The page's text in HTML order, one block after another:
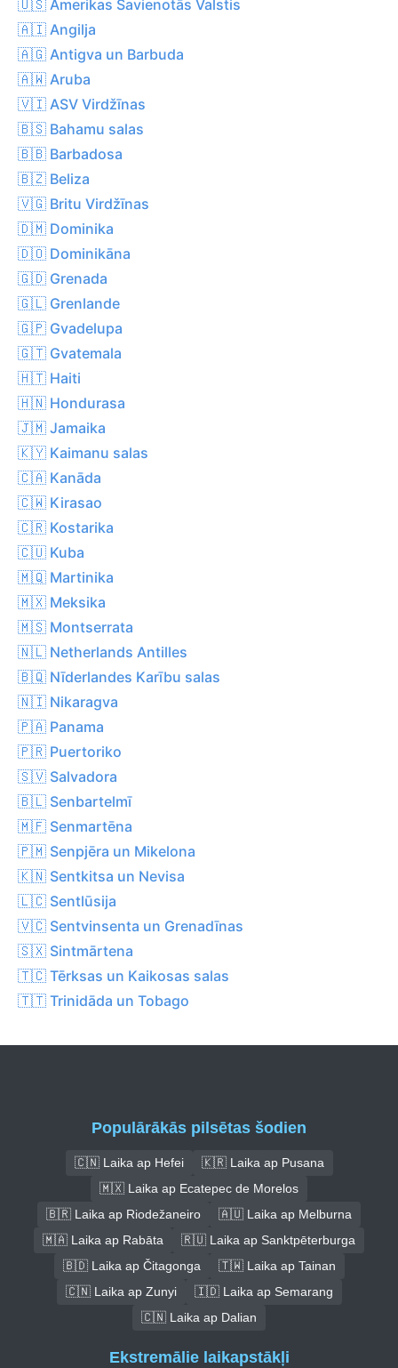
🇺🇸 Amerikas Savienotās Valstis
🇦🇮 Angilja
🇦🇬 Antigva un Barbuda
🇦🇼 Aruba
🇻🇮 ASV Virdžīnas
🇧🇸 Bahamu salas
🇧🇧 Barbadosa
🇧🇿 Beliza
🇻🇬 Britu Virdžīnas
🇩🇲 Dominika
🇩🇴 Dominikāna
🇬🇩 Grenada
🇬🇱 Grenlande
🇬🇵 Gvadelupa
🇬🇹 Gvatemala
🇭🇹 Haiti
🇭🇳 Hondurasa
🇯🇲 Jamaika
🇰🇾 Kaimanu salas
🇨🇦 Kanāda
🇨🇼 Kirasao
🇨🇷 Kostarika
🇨🇺 Kuba
🇲🇶 Martinika
🇲🇽 Meksika
🇲🇸 Montserrata
🇳🇱 Netherlands Antilles
🇧🇶 Nīderlandes Karību salas
🇳🇮 Nikaragva
🇵🇦 Panama
🇵🇷 Puertoriko
🇸🇻 Salvadora
🇧🇱 Senbartelmī
🇲🇫 Senmartēna
🇵🇲 Senpjēra un Mikelona
🇰🇳 Sentkitsa un Nevisa
🇱🇨 Sentlūsija
🇻🇨 Sentvinsenta un Grenadīnas
🇸🇽 Sintmārtena
🇹🇨 Tērksas un Kaikosas salas
🇹🇹 Trinidāda un Tobago
Populārākās pilsētas šodien
🇨🇳 Laika ap Hefei
🇰🇷 Laika ap Pusana
🇲🇽 Laika ap Ecatepec de Morelos
🇧🇷 Laika ap Riodežaneiro
🇦🇺 Laika ap Melburna
🇲🇦 Laika ap Rabāta
🇷🇺 Laika ap Sanktpēterburga
🇧🇩 Laika ap Čitagonga
🇹🇼 Laika ap Tainan
🇨🇳 Laika ap Zunyi
🇮🇩 Laika ap Semarang
🇨🇳 Laika ap Dalian
Ekstremālie laikapstākļi